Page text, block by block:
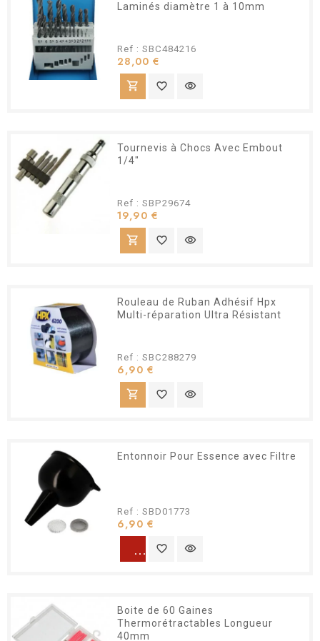
Laminés diamètre 1 à 10mm
Ref : SBC484216
28,00 €
shopping_cart favorite_border visibility
Tournevis à Chocs Avec Embout
1/4"
Ref : SBP29674
19,90 €
shopping_cart favorite_border visibility
Rouleau de Ruban Adhésif Hpx
Multi-réparation Ultra Résistant
Ref : SBC288279
6,90 €
shopping_cart favorite_border visibility
Entonnoir Pour Essence avec Filtre
Ref : SBD01773
6,90 €
favorite_border visibility
Boite de 60 Gaines
Thermorétractables Longueur
40mm